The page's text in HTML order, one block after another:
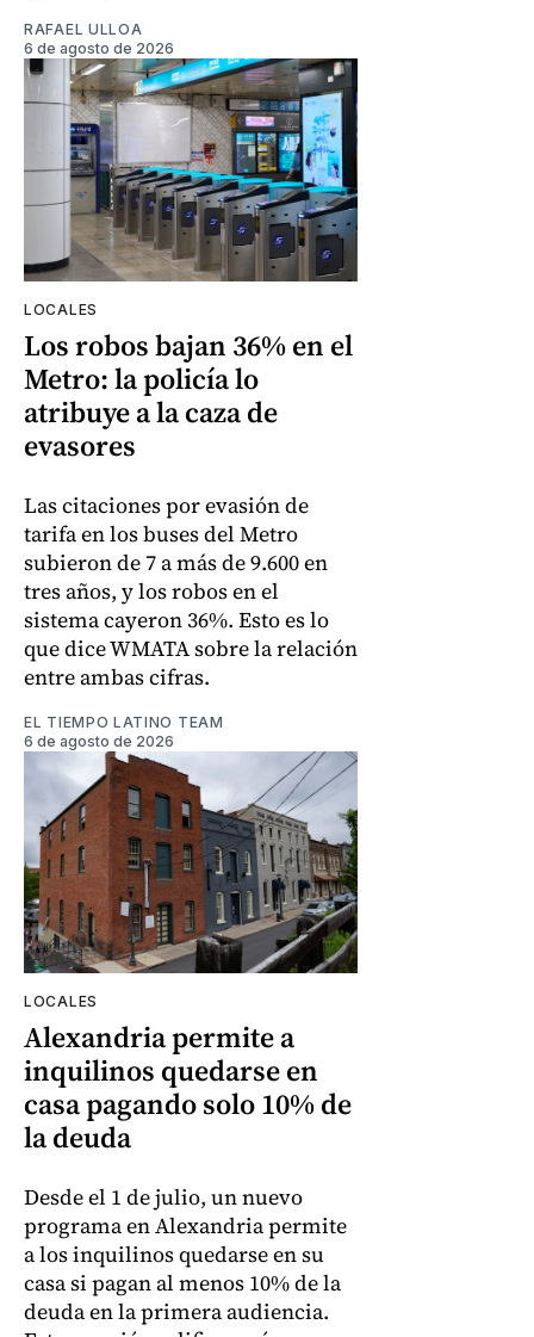
RAFAEL ULLOA
6 de agosto de 2026
LOCALES
Los robos bajan 36% en el
Metro: la policía lo
atribuye a la caza de
evasores
Las citaciones por evasión de
tarifa en los buses del Metro
subieron de 7 a más de 9.600 en
tres años, y los robos en el
sistema cayeron 36%. Esto es lo
que dice WMATA sobre la relación
entre ambas cifras.
EL TIEMPO LATINO TEAM
6 de agosto de 2026
LOCALES
Alexandria permite a
inquilinos quedarse en
casa pagando solo 10% de
la deuda
Desde el 1 de julio, un nuevo
programa en Alexandria permite
a los inquilinos quedarse en su
casa si pagan al menos 10% de la
deuda en la primera audiencia.